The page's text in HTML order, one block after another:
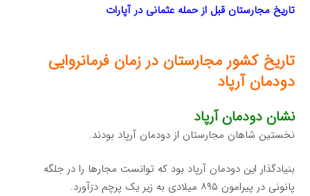
تاریخ مجارستان قبل از حمله عثمانی در آپارات
تاریخ کشور مجارستان در زمان فرمانروایی
دودمان آرپاد
نشان دودمان آرپاد
نخستین شاهان مجارستان از دودمان آرپاد بودند.
بنیادگذار این دودمان آرپاد بود که توانست مجارها را در جلگه
پانونی در پیرامون ۸۹۵ میلادی به زیر یک پرچم درَآورد.